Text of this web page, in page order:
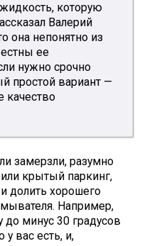
которую
Валерий
она непонятно из
ее
нужно срочно
простой вариант —
качество
замерзли, разумно
крытый паркинг,
долить хорошего
Например,
до минус 30 градусов
у вас есть, и,